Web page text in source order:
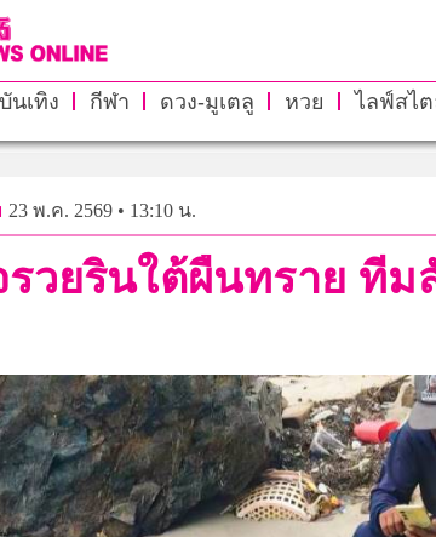
บันเทิง กีฬา ดวง-มูเตลู หวย ไลฟ์สไ
23 พ.ค. 2569 • 13:10 น.
วยรินใต้ผืนทราย ทีม